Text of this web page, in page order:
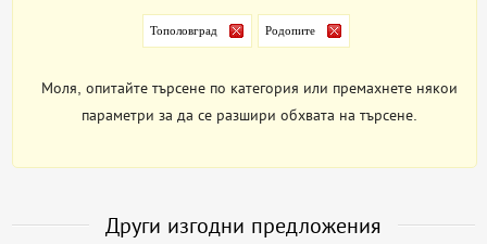
Тополовград Родопите
Моля, опитайте търсене по категория или премахнете някои
параметри за да се разшири обхвата на търсене.
Други изгодни предложения